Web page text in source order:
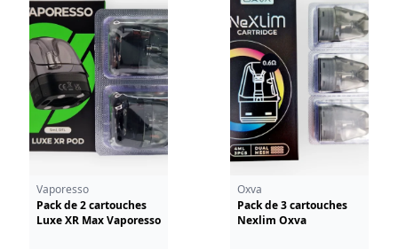
Vaporesso
Pack de 2 cartouches
Luxe XR Max Vaporesso
Oxva
Pack de 3 cartouches
Nexlim Oxva